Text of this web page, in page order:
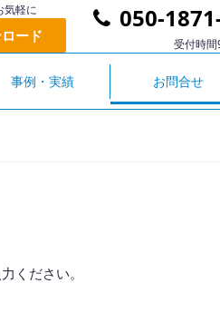
気軽に
ード
050-
受付時
事例・実績 お問合せ
ください。